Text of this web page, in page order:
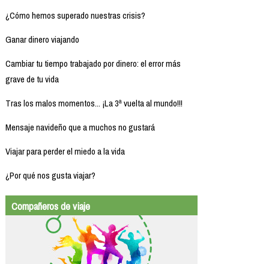
¿Cómo hemos superado nuestras crisis?
Ganar dinero viajando
Cambiar tu tiempo trabajado por dinero: el error más
grave de tu vida
Tras los malos momentos... ¡La 3ª vuelta al mundo!!!
Mensaje navideño que a muchos no gustará
Viajar para perder el miedo a la vida
¿Por qué nos gusta viajar?
Compañeros de viaje